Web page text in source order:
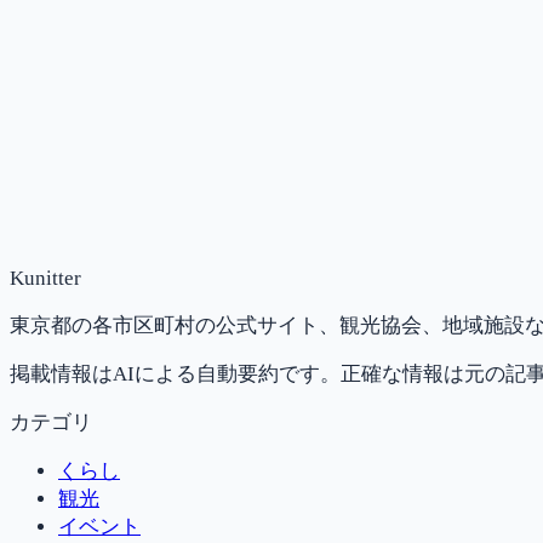
Kunitter
東京都の各市区町村の公式サイト、観光協会、地域施設
掲載情報はAIによる自動要約です。正確な情報は元の記
カテゴリ
くらし
観光
イベント